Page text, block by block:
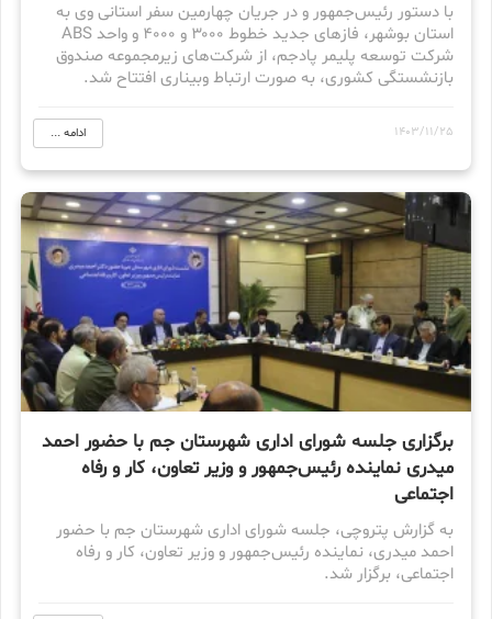
با دستور رئیس‌جمهور و در جریان چهارمین سفر استانی وی به
استان بوشهر، فازهای جدید خطوط ۳۰۰۰ و ۴۰۰۰ و واحد ABS
شرکت توسعه پلیمر پادجم، از شرکت‌های زیرمجموعه صندوق
بازنشستگی کشوری، به صورت ارتباط وبیناری افتتاح شد.
1403/11/25 ادامه ...
برگزاری جلسه شورای اداری شهرستان جم با حضور احمد
میدری نماینده رئیس‌جمهور و وزیر تعاون، کار و رفاه
اجتماعی
به گزارش پتروچی، جلسه شورای اداری شهرستان جم با حضور
احمد میدری، نماینده رئیس‌جمهور و وزیر تعاون، کار و رفاه
اجتماعی، برگزار شد.